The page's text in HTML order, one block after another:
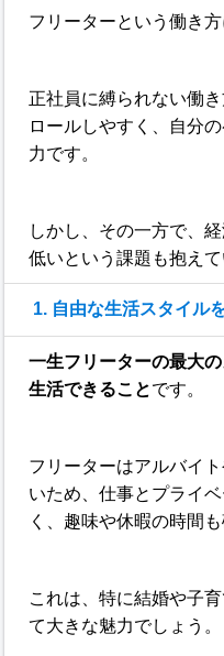
フリーターという働き
正社員に縛られない働
ロールしやすく、自分
力です。
しかし、その一方で、
低いという課題も抱えて
1. 自由な生活スタイル
一生フリーターの最大
生活できることです。
フリーターはアルバイ
いため、仕事とプライ
く、趣味や休暇の時間も
これは、特に結婚や子
て大きな魅力でしょう。